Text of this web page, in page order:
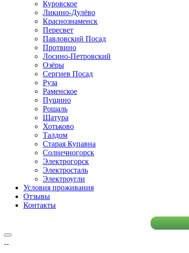
Куровское
Ликино-Дулёво
Краснознаменск
Пересвет
Павловский Посад
Протвино
Лосино-Петровский
Озёры
Сергиев Посад
Руза
Раменское
Пущино
Рошаль
Шатура
Хотьково
Талдом
Старая Купавна
Солнечногорск
Электрогорск
Электросталь
Электроугли
Условия проживания
Отзывы
Контакты